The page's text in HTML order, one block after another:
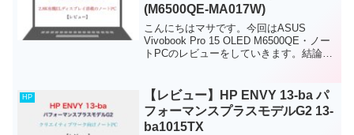
(M6500QE-MA017W)
こんにちはマサです。今回はASUS
Vivobook Pro 15 OLED M6500QE・ノー
トPCのレビューをしていきます。結論か
です。ディスプレイには、15....
HP
【レビュー】HP ENVY 13-ba パ
フォーマンスプラスモデルG2 13-
ba1015TX